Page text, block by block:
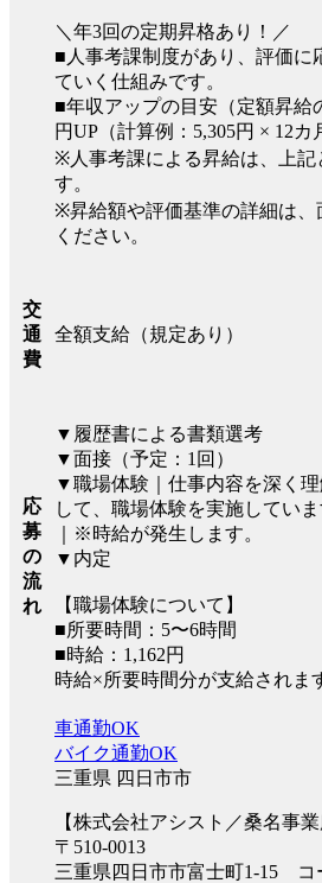
＼年3回の定期昇格あり！／
■人事考課制度があり、評価に
ていく仕組みです。
■年収アップの目安（定額昇給
円UP（計算例：5,305円 × 12カ
※人事考課による昇給は、上記
す。
※昇給額や評価基準の詳細は、
ください。
交
通
費
全額支給（規定あり）
応
募
の
流
れ
▼履歴書による書類選考
▼面接（予定：1回）
▼職場体験｜仕事内容を深く
して、職場体験を実施していま
｜※時給が発生します。
▼内定
【職場体験について】
■所要時間：5〜6時間
■時給：1,162円
時給×所要時間分が支給されま
車通勤OK
バイク通勤OK
三重県 四日市市
【株式会社アシスト／桑名事
〒510-0013
三重県四日市市富士町1-15